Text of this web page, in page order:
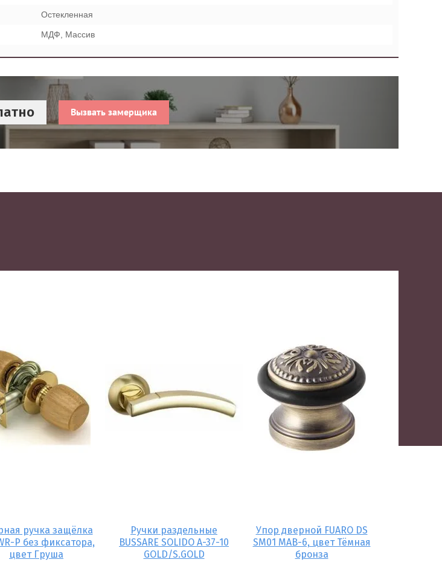
Остекленная
МДФ, Массив
Вызвать замерщика
ручка защёлка
P без фиксатора,
цвет Груша
Ручки раздельные
BUSSARE SOLIDO A-37-10
GOLD/S.GOLD
Упор дверной FUARO DS
SM01 MAB-6, цвет Тёмная
бронза